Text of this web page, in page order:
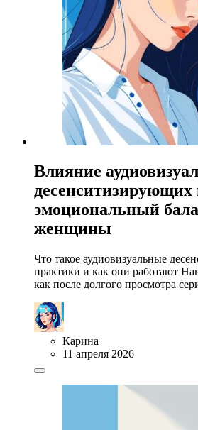
Влияние
десенситизирующих
эмоциональный
женщины
Что такое аудиовизуальные
практики и как они работают
как после долгого просмотра
Карина
11 апреля 2026